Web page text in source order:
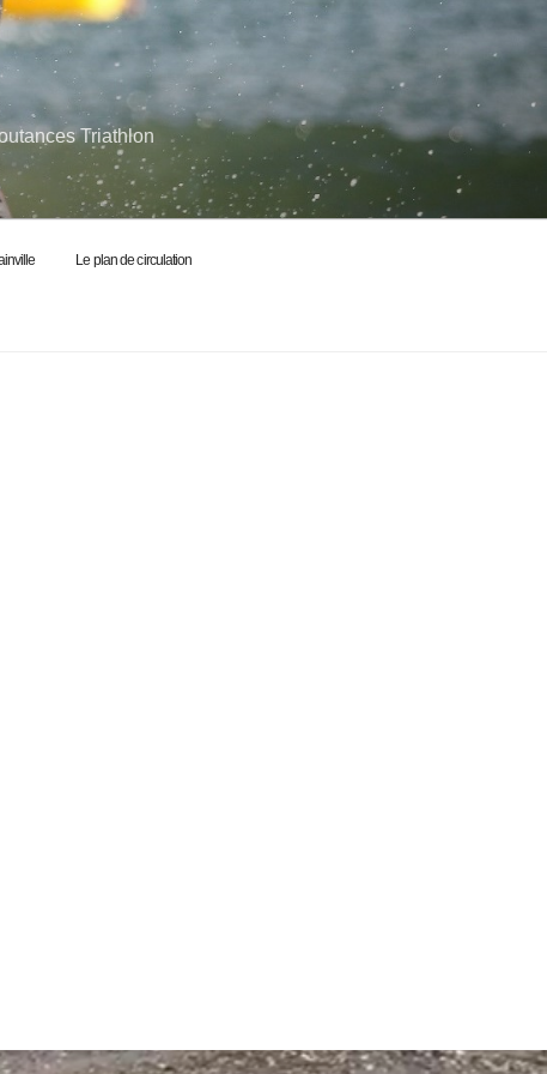
Triathlon
Le plan de circulation